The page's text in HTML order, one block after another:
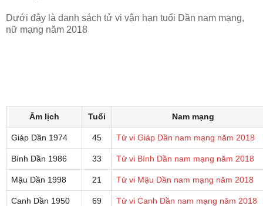
Dưới đây là danh sách tử vi vận hạn tuổi Dần nam mạng,
nữ mạng năm 2018
Âm lịch Tuổi Nam mạng
Giáp Dần 1974 45 Tử vi Giáp Dần nam mạng năm 2018
Bính Dần 1986 33 Tử vi Bính Dần nam mạng năm 2018
Mậu Dần 1998 21 Tử vi Mậu Dần nam mạng năm 2018
Canh Dần 1950 69 Tử vi Canh Dần nam mạng năm 2018